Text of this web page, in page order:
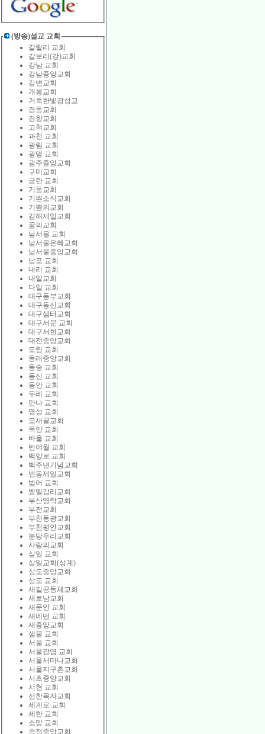
(방송)설교 교회
갈릴리 교회
갈보리(강)교회
강남 교회
강남중앙교회
강변교회
개봉교회
거룩한빛광성교
경동교회
경향교회
고척교회
과천 교회
광림 교회
광명 교회
광주중앙교회
구미교회
금란 교회
기둥교회
기쁜소식교회
기쁨의교회
김해제일교회
꿈의교회
남서울 교회
남서울은혜교회
남서울중앙교회
남포 교회
내리 교회
내일교회
다일 교회
대구동부교회
대구동신교회
대구샘터교회
대구서문 교회
대구서현교회
대전중앙교회
도림 교회
동래중앙교회
동숭 교회
동신 교회
동안 교회
두레 교회
만나 교회
명성 교회
모새골교회
목양 교회
바울 교회
반야월 교회
백양로 교회
백주년기념교회
번동제일교회
범어 교회
벧엘감리교회
부산영락교회
부전교회
부천동광교회
부천평안교회
분당우리교회
사랑의교회
삼일 교회
삼일교회(상계)
상도중앙교회
상도 교회
새길공동체교회
새로남교회
새문안 교회
새에덴 교회
새중앙교회
샘물 교회
서울 교회
서울광염 교회
서울서마나교회
서울지구촌교회
서초중앙교회
서현 교회
선한목자교회
세계로 교회
세한 교회
소망 교회
송정중앙교회